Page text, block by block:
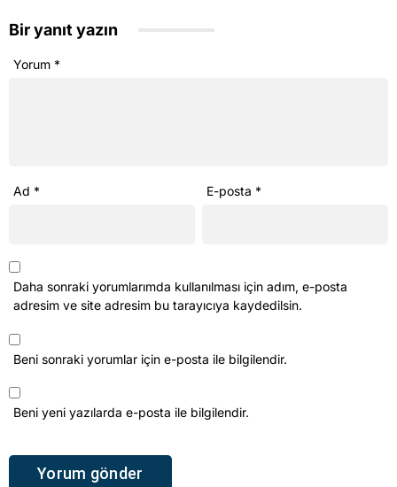
Bir yanıt yazın
Yorum *
Ad * E-posta *
Daha sonraki yorumlarımda kullanılması için adım, e-posta
adresim ve site adresim bu tarayıcıya kaydedilsin.
Beni sonraki yorumlar için e-posta ile bilgilendir.
Beni yeni yazılarda e-posta ile bilgilendir.